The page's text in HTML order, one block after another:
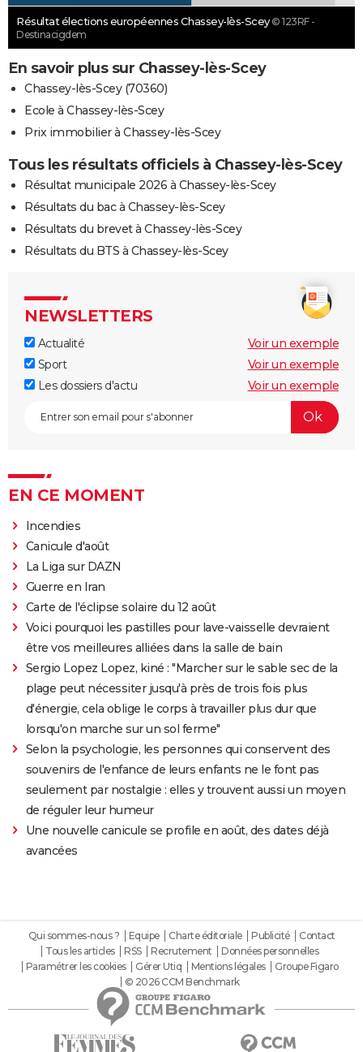
Résultat élections européennes Chassey-lès-Scey © 123RF -
Destinacigdem
En savoir plus sur Chassey-lès-Scey
Chassey-lès-Scey (70360)
Ecole à Chassey-lès-Scey
Prix immobilier à Chassey-lès-Scey
Tous les résultats officiels à Chassey-lès-Scey
Résultat municipale 2026 à Chassey-lès-Scey
Résultats du bac à Chassey-lès-Scey
Résultats du brevet à Chassey-lès-Scey
Résultats du BTS à Chassey-lès-Scey
NEWSLETTERS
Actualité
Voir un exemple
Sport
Voir un exemple
Les dossiers d'actu
Voir un exemple
EN CE MOMENT
Incendies
Canicule d'août
La Liga sur DAZN
Guerre en Iran
Carte de l'éclipse solaire du 12 août
Voici pourquoi les pastilles pour lave-vaisselle devraient
être vos meilleures alliées dans la salle de bain
Sergio Lopez Lopez, kiné : "Marcher sur le sable sec de la
plage peut nécessiter jusqu'à près de trois fois plus
d'énergie, cela oblige le corps à travailler plus dur que
lorsqu'on marche sur un sol ferme"
Selon la psychologie, les personnes qui conservent des
souvenirs de l'enfance de leurs enfants ne le font pas
seulement par nostalgie : elles y trouvent aussi un moyen
de réguler leur humeur
Une nouvelle canicule se profile en août, des dates déjà
avancées
Qui sommes-nous ? Equipe Charte éditoriale Publicité
Contact
Tous les articles
RSS Recrutement
Données personnelles
Paramétrer les cookies
Gérer Utiq Mentions légales
Groupe Figaro
© 2026 CCM Benchmark